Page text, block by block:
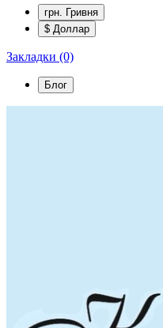
грн. Гривня
$ Доллар
Закладки (0)
Блог